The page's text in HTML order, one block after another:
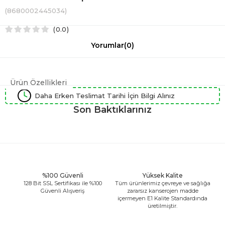
(8680002445034)
0.0
Yorumlar(0)
Ürün Özellikleri
Daha Erken Teslimat Tarihi İçin Bilgi Alınız
Son Baktıklarınız
%100 Güvenli
128 Bit SSL Sertifikası ile %100
Güvenli Alışveriş
Yüksek Kalite
Tüm ürünlerimiz çevreye ve sağlığa
zararsız kanserojen madde
içermeyen E1 Kalite Standardında
üretilmiştir.